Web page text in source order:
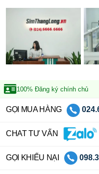
100% Đăng ký chính chủ
GỌI MUA HÀNG
CHAT TƯ VẤN
GỌI KHIẾU NẠI